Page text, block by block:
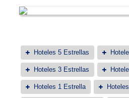
Hoteles 5 Estrellas
Hoteles 3 Estrellas
Hoteles 1 Estrella